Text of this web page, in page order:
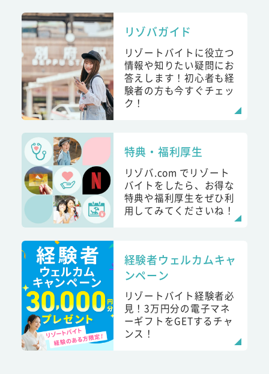
リゾバガイド
リゾートバイトに役立つ
情報や知りたい疑問にお
答えします！初心者も経
験者の方も今すぐチェッ
ク！
特典・福利厚生
リゾバ.com でリゾート
バイトをしたら、お得な
特典や福利厚生をぜひ利
用してみてくださいね！
経験者ウェルカムキャ
ンペーン
リゾートバイト経験者必
見！3万円分の電子マネ
ーギフトをGETするチャ
ンス！